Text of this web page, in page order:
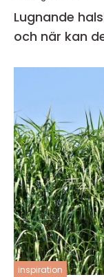
Lugnande halsband
och när kan
inspiration